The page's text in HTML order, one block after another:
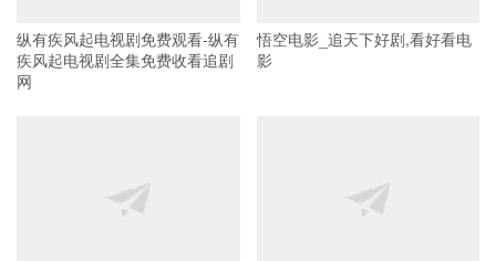
纵有疾风起电视剧免费观看-纵有
疾风起电视剧全集免费收看追剧
网
悟空电影_追天下好剧,看好看电
影